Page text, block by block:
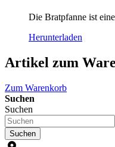
Die Bratpfanne ist
Herunterladen
Artikel zum
Zum Warenkorb
Suchen
Suchen
Suchen